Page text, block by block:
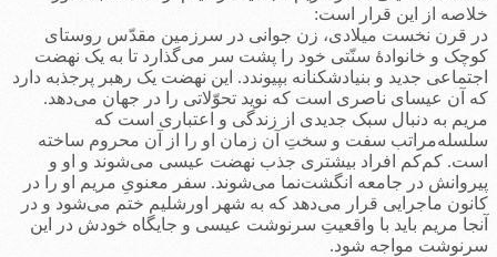
خلاصه از این قرار است:
در قرن نخست میلادی، زن جوانی در سرزمین مقدّس روستای
کوچک و خانوادۀ سنّتی خود را پشت سر می‌گذارد تا به یک نهضت
اجتماعی جدید و بنیادشکنانه بپیوندد. این نهضت یک رهبر پرجذبه دارد
که آن عیسای ناصری است که نوید تحوّلاتی را در جهان می‌دهد.
مریم به دنبال سبک جدیدی از زندگی و اعتباری است که
سلسله‌مراتب سفت و سختِ آن زمان او را از آن محروم ساخته
است. کم‌کم افراد بیشتری جذب نهضت عیسی می‌شوند و او و
پیروانش در جامعه انگشت‌نما می‌شوند. سفر معنویِ مریم او را در
کانون ماجرایی قرار می‌دهد که به شهر اورشلیم ختم می‌شود و در
آنجا مریم باید با واقعیتِ سرنوشت عیسی و جایگاه خودش در این
سرنوشت مواجه شود.